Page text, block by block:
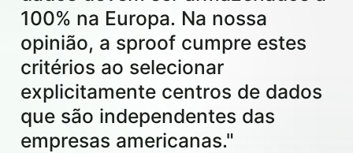
100% na Europa. Na nossa
opinião, a sproof cumpre estes
critérios ao selecionar
explicitamente centros de dados
que são independentes das
empresas americanas."